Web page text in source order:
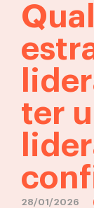
ter
28/01/2026